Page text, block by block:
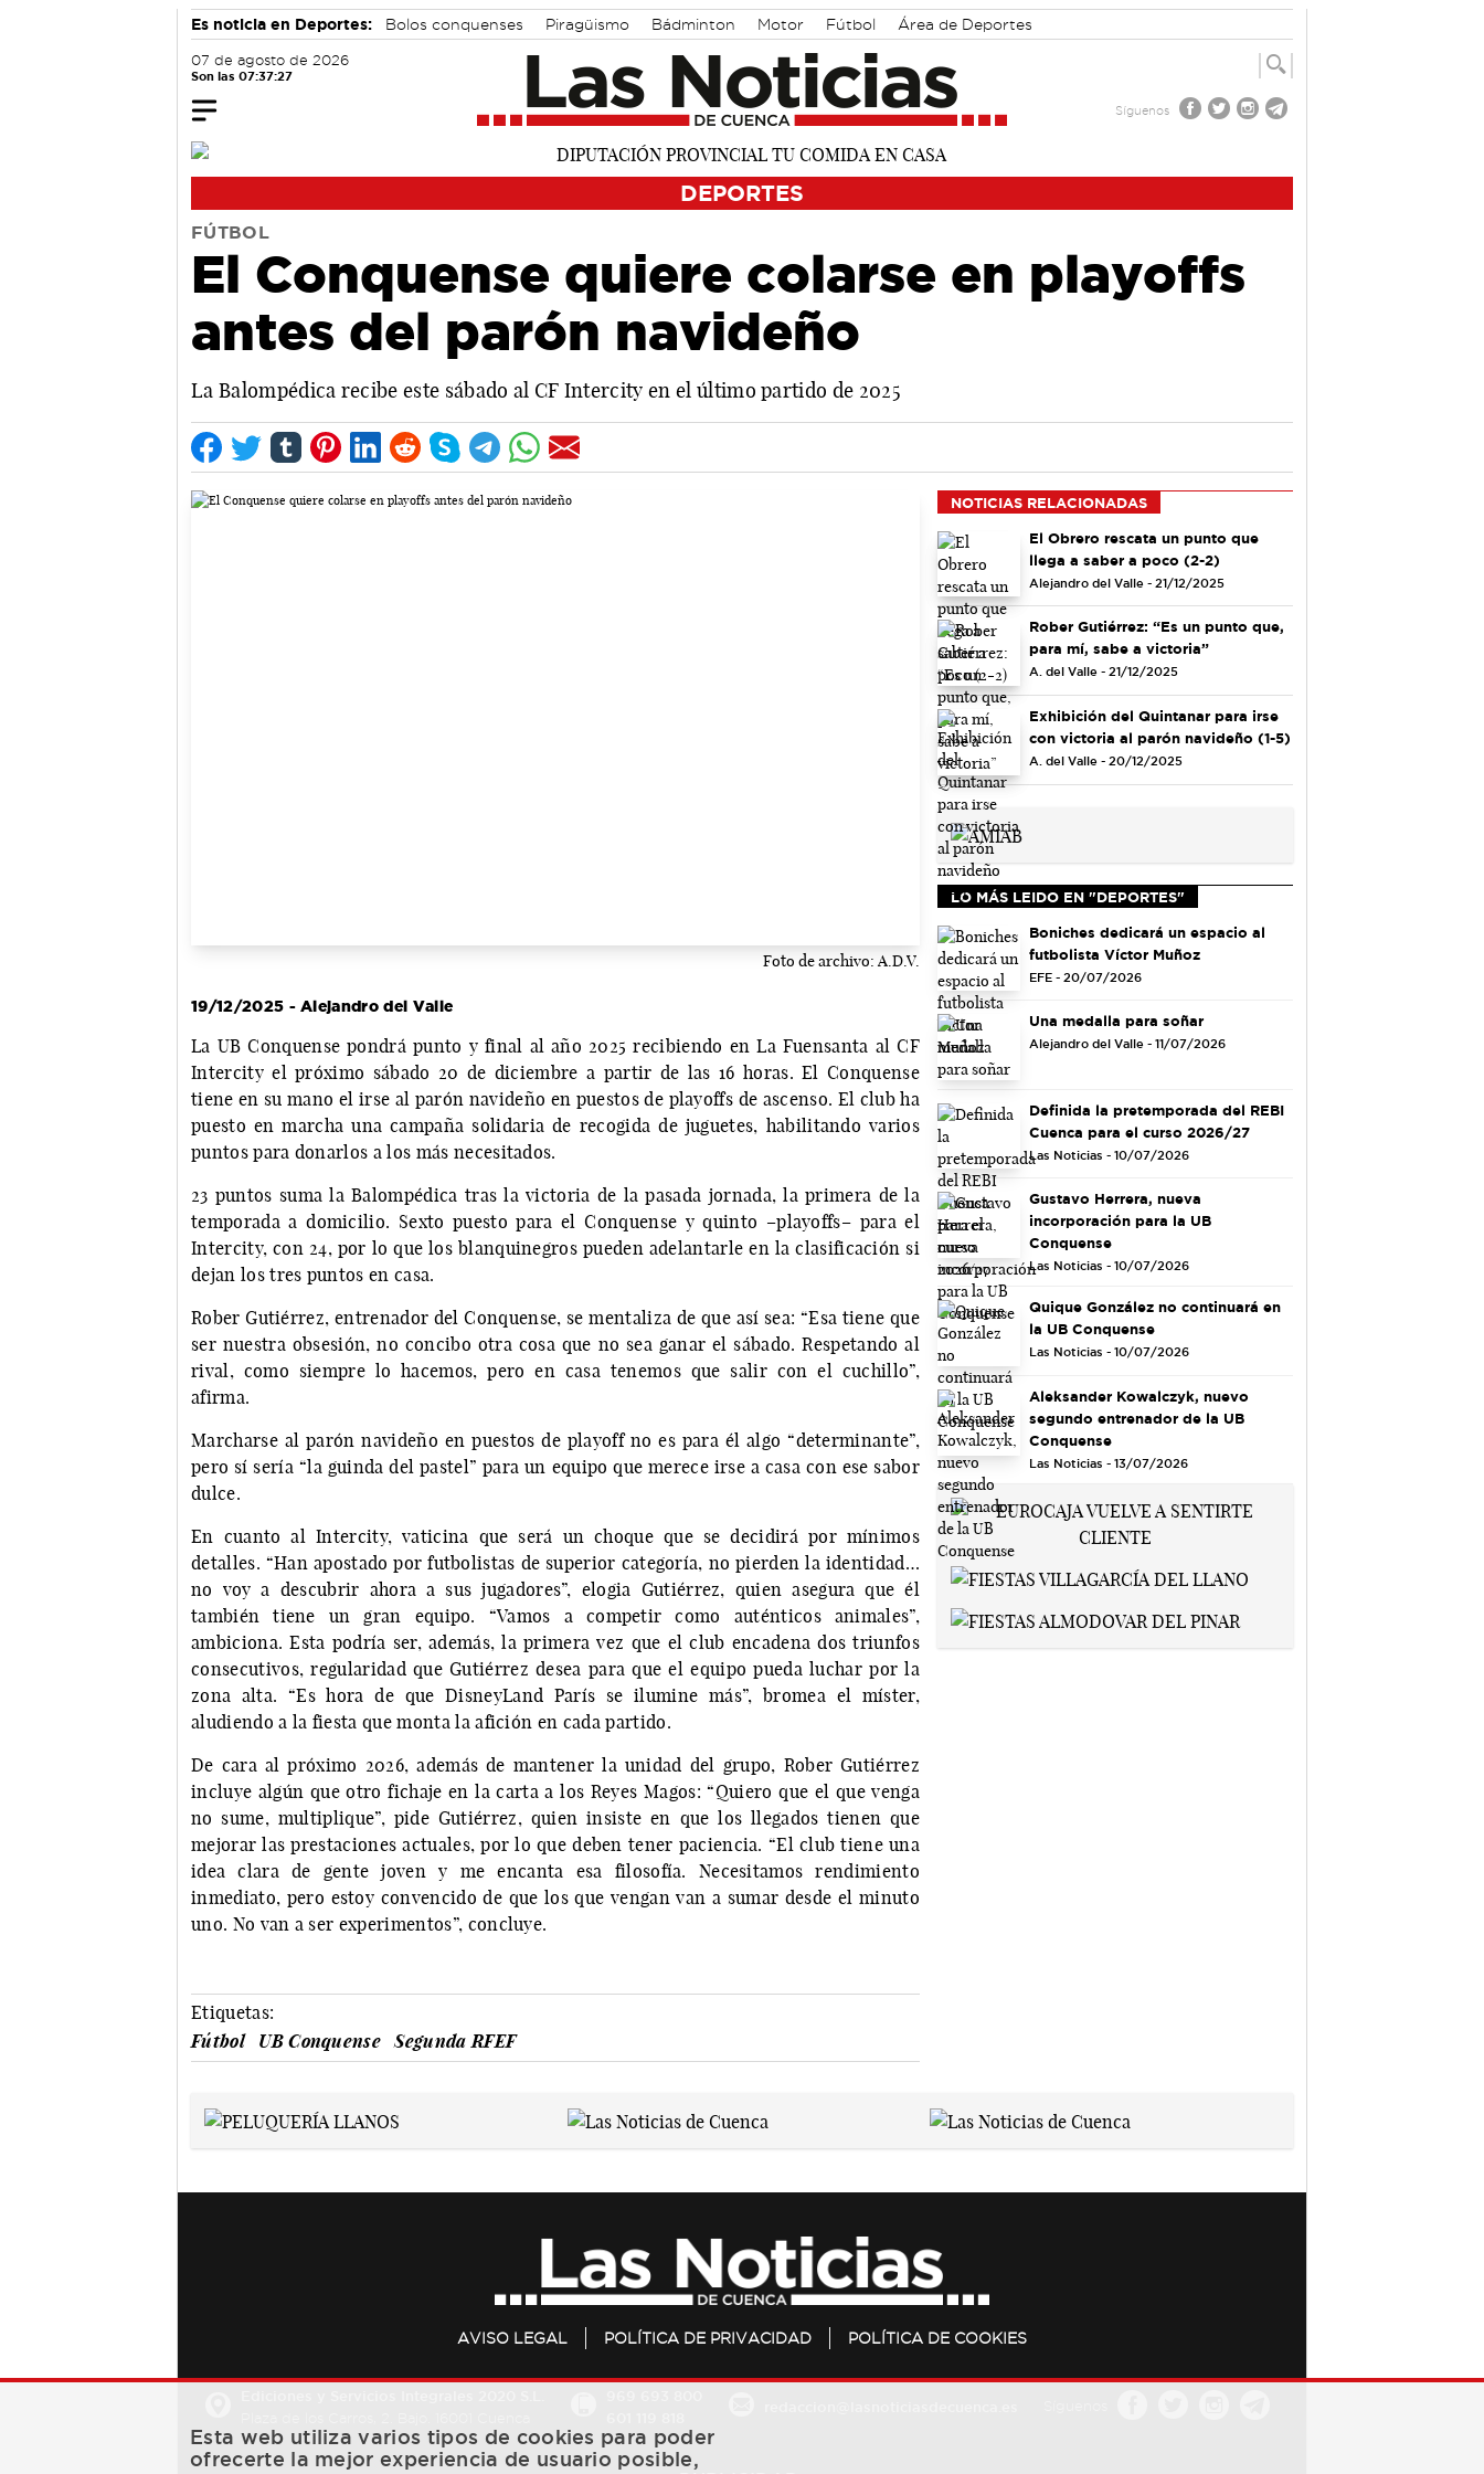
Es noticia en Deportes: Bolos conquenses Piragüismo Bádminton Motor Fútbol Área de Deportes
07 de agosto de 2026
Son las 07:37:28
Síguenos
DEPORTES
FÚTBOL
El Conquense quiere colarse en playoffs
antes del parón navideño
La Balompédica recibe este sábado al CF Intercity en el último partido de 2025
Foto de archivo: A.D.V.
19/12/2025 - Alejandro del Valle
La UB Conquense pondrá punto y final al año 2025 recibiendo en La Fuensanta al CF
Intercity el próximo sábado 20 de diciembre a partir de las 16 horas. El Conquense
tiene en su mano el irse al parón navideño en puestos de playoffs de ascenso. El club ha
puesto en marcha una campaña solidaria de recogida de juguetes, habilitando varios
puntos para donarlos a los más necesitados.
23 puntos suma la Balompédica tras la victoria de la pasada jornada, la primera de la
temporada a domicilio. Sexto puesto para el Conquense y quinto –playoffs– para el
Intercity, con 24, por lo que los blanquinegros pueden adelantarle en la clasificación si
dejan los tres puntos en casa.
Rober Gutiérrez, entrenador del Conquense, se mentaliza de que así sea: “Esa tiene que
ser nuestra obsesión, no concibo otra cosa que no sea ganar el sábado. Respetando al
rival, como siempre lo hacemos, pero en casa tenemos que salir con el cuchillo”,
afirma.
Marcharse al parón navideño en puestos de playoff no es para él algo “determinante”,
pero sí sería “la guinda del pastel” para un equipo que merece irse a casa con ese sabor
dulce.
En cuanto al Intercity, vaticina que será un choque que se decidirá por mínimos
detalles. “Han apostado por futbolistas de superior categoría, no pierden la identidad…
no voy a descubrir ahora a sus jugadores”, elogia Gutiérrez, quien asegura que él
también tiene un gran equipo. “Vamos a competir como auténticos animales”,
ambiciona. Esta podría ser, además, la primera vez que el club encadena dos triunfos
consecutivos, regularidad que Gutiérrez desea para que el equipo pueda luchar por la
zona alta. “Es hora de que DisneyLand París se ilumine más”, bromea el míster,
aludiendo a la fiesta que monta la afición en cada partido.
De cara al próximo 2026, además de mantener la unidad del grupo, Rober Gutiérrez
incluye algún que otro fichaje en la carta a los Reyes Magos: “Quiero que el que venga
no sume, multiplique”, pide Gutiérrez, quien insiste en que los llegados tienen que
mejorar las prestaciones actuales, por lo que deben tener paciencia. “El club tiene una
idea clara de gente joven y me encanta esa filosofía. Necesitamos rendimiento
inmediato, pero estoy convencido de que los que vengan van a sumar desde el minuto
uno. No van a ser experimentos”, concluye.
Etiquetas:
Fútbol
UB Conquense Segunda RFEF
NOTICIAS RELACIONADAS
El Obrero rescata un punto que
llega a saber a poco (2-2)
Alejandro del Valle - 21/12/2025
Rober Gutiérrez: “Es un punto que,
para mí, sabe a victoria”
A. del Valle - 21/12/2025
Exhibición del Quintanar para irse
con victoria al parón navideño (1-5)
A. del Valle - 20/12/2025
LO MÁS LEIDO EN "DEPORTES"
Boniches dedicará un espacio al
futbolista Víctor Muñoz
EFE - 20/07/2026
Una medalla para soñar
Alejandro del Valle - 11/07/2026
Definida la pretemporada del REBI
Cuenca para el curso 2026/27
Las Noticias - 10/07/2026
Gustavo Herrera, nueva
incorporación para la UB
Conquense
Las Noticias - 10/07/2026
Quique González no continuará en
la UB Conquense
Las Noticias - 10/07/2026
Aleksander Kowalczyk, nuevo
segundo entrenador de la UB
Conquense
Las Noticias - 13/07/2026
AVISO LEGAL POLÍTICA DE PRIVACIDAD POLÍTICA DE COOKIES
Esta web utiliza varios tipos de cookies para poder
ofrecerte la mejor experiencia de usuario posible,